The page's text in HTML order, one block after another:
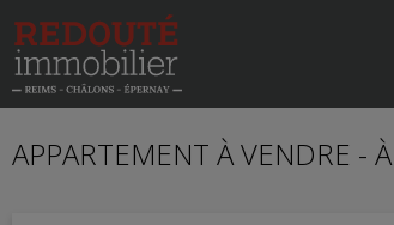
APPARTEMENT À VENDRE -